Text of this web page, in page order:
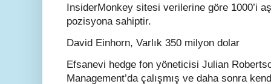
InsiderMonkey sitesi verilerine göre 1000’i
pozisyona sahiptir.
David Einhorn, Varlık 350 milyon dolar
Efsanevi hedge fon yöneticisi Julian
Management’da çalışmış ve daha sonra